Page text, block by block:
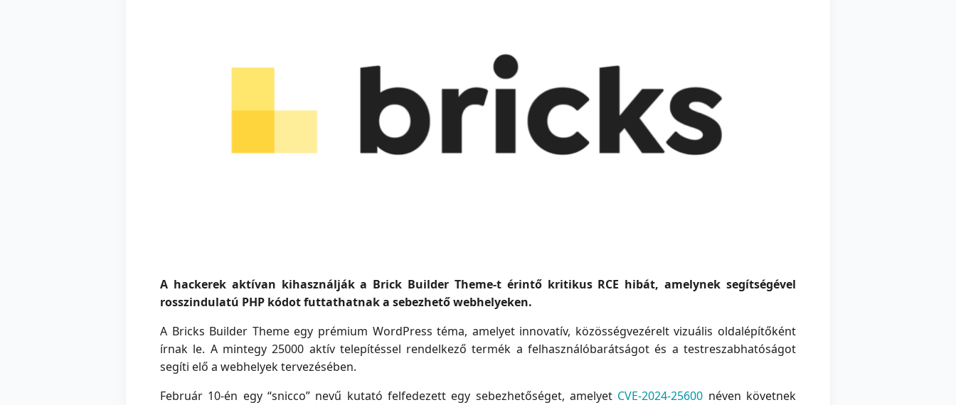
A hackerek aktívan kihasználják a Brick Builder Theme-t érintő kritikus RCE hibát, amelynek segítségével
rosszindulatú PHP kódot futtathatnak a sebezhető webhelyeken.
A Bricks Builder Theme egy prémium WordPress téma, amelyet innovatív, közösségvezérelt vizuális oldalépítőként
írnak le. A mintegy 25000 aktív telepítéssel rendelkező termék a felhasználóbarátságot és a testreszabhatóságot
segíti elő a webhelyek tervezésében.
Február 10-én egy “snicco” nevű kutató felfedezett egy sebezhetőséget, amelyet CVE-2024-25600 néven követnek